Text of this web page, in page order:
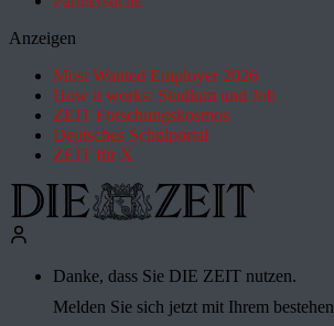
Anzeigen
Most Wanted Employer 2026
How it works: Studium und Job
ZEIT Forschungskosmos
Deutsches Schulportal
ZEIT für X
Danke, dass Sie DIE ZEIT nutzen.
Melden Sie sich jetzt mit Ihrem